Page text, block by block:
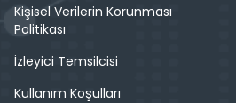
Kişisel Verilerin Korunması
Politikası
İzleyici Temsilcisi
Kullanım Koşulları